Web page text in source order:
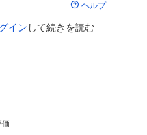
ヘルプ
イン して続きを読む
価